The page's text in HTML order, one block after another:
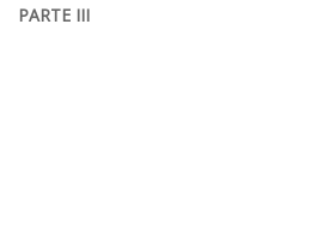
PARTE III